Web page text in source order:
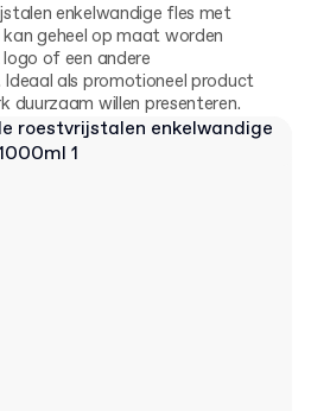
enkelwandige fles met
geheel op maat worden
of een andere
Ideaal als promotioneel product
duurzaam willen presenteren.